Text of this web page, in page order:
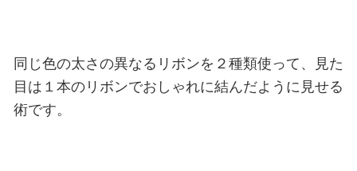
同じ色の太さの異なるリボンを２種類使って、見た
目は１本のリボンでおしゃれに結んだように見せる
術です。